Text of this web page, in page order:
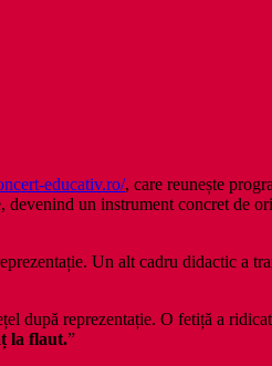
educativ.ro/, care reunește
un instrument concret de
Un alt cadru didactic a
după reprezentație. O fetiță a
la flaut.”